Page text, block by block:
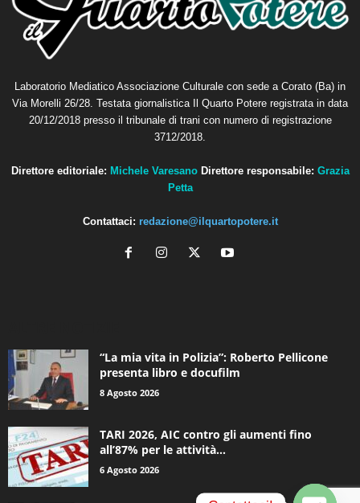
Laboratorio Mediatico Associazione Culturale con sede a Corato (Ba) in
Via Morelli 26/28. Testata giornalistica Il Quarto Potere registrata in data
20/12/2018 presso il tribunale di trani con numero di registrazione
3712/2018.
Direttore editoriale: Michele Varesano Direttore responsabile: Grazia
Petta
Contattaci: redazione@ilquartopotere.it
“La mia vita in Polizia”: Roberto Pellicone
presenta libro e docufilm
8 Agosto 2026
TARI 2026, AIC contro gli aumenti fino
all’87% per le attività...
6 Agosto 2026